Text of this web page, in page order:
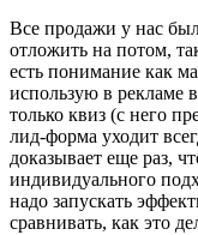
Все продажи у нас
отложить на потом,
есть понимание как
использую в
только квиз (с него
лид-форма уходит
доказывает еще раз,
индивидуального
надо запускать
сравнивать, как это